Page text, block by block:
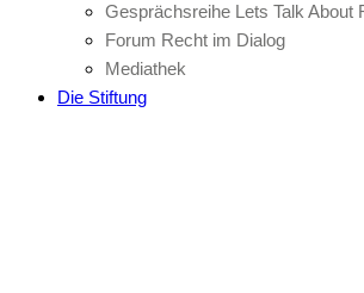
Gesprächsreihe Lets Talk About
Forum Recht im Dialog
Mediathek
Die Stiftung